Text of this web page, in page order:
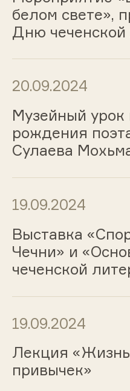
белом свете»,
Дню
20.09.2024
Музейный
рождения
Сулаева
19.09.2024
Выставка
Чечни» и
чеченской
19.09.2024
Лекция
привычек»